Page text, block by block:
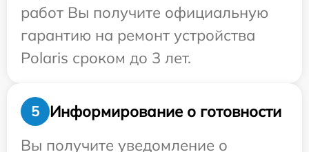
работ Вы получите официальную
гарантию на ремонт устройства
Polaris сроком до 3 лет.
5
Информирование о готовности
Вы получите уведомление о